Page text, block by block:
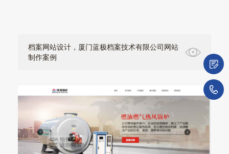
档案网站设计，厦门蓝极档案技术有限公司网站
制作案例